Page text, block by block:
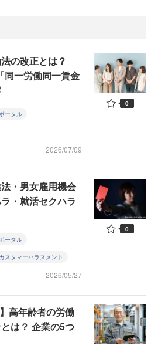
の改正とは？
同一労働同一賃金
ータル
2026/07/09
0
・男女雇用機会
・就活セクハラ
ータル
カスタマーハラスメント
2026/05/27
0
高年齢者の労働
は？ 企業の5つ